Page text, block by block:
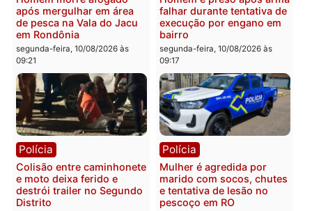
Justiça manda derrubar
deepfake contra Marcos
Rogério e senador reage:
“Fraude para enganar o
eleitor”
segunda-feira, 10/08/2026 às
09:39
Homem é preso após
agredir esposa e resistir
abordagem em Porto
Velho
segunda-feira, 10/08/2026 às
09:26
Polícia Polícia